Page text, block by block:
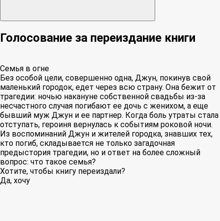
Голосование за переиздание книги
Семья в огне
Без особой цели, совершенно одна, Джун, покинув свой
маленький городок, едет через всю страну. Она бежит от
трагедии: ночью накануне собственной свадьбы из-за
несчастного случая погибают ее дочь с женихом, а еще
бывший муж Джун и ее партнер. Когда боль утраты стала
отступать, героиня вернулась к событиям роковой ночи.
Из воспоминаний Джун и жителей городка, знавших тех,
кто погиб, складывается не только загадочная
предыстория трагедии, но и ответ на более сложный
вопрос: что такое семья?
Хотите, чтобы книгу переиздали?
Да, хочу